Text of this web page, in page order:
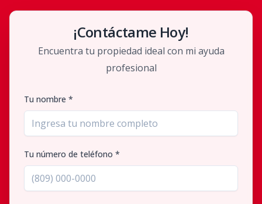
¡Contáctame Hoy!
Encuentra tu propiedad ideal con mi ayuda
profesional
Tu nombre *
Tu número de teléfono *